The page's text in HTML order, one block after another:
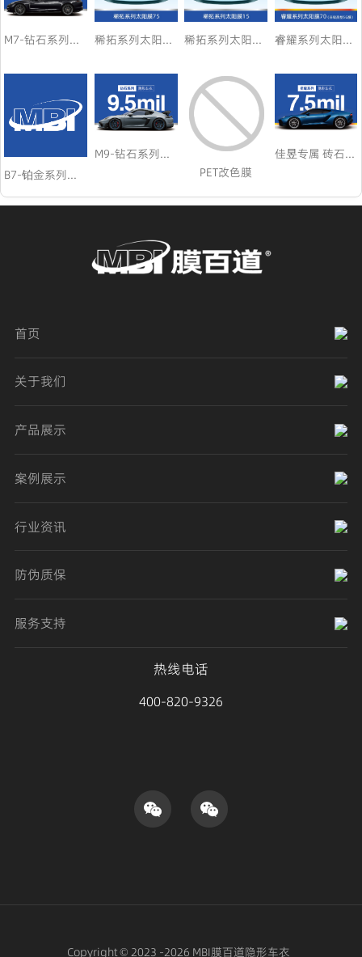
M7-钻石系列车衣7.5 稀拓系列太阳膜75 稀拓系列太阳膜15 睿耀系列太阳膜（非吸热型5G膜）70
B7-铂金系列车衣7.5
M9-钻石系列车衣9.5
PET改色膜
佳昱专属 砖石车衣7.5
首页
关于我们
产品展示
案例展示
行业资讯
防伪质保
服务支持
热线电话
400-820-9326
Copyright © 2023 -2026 MBI膜百道隐形车衣